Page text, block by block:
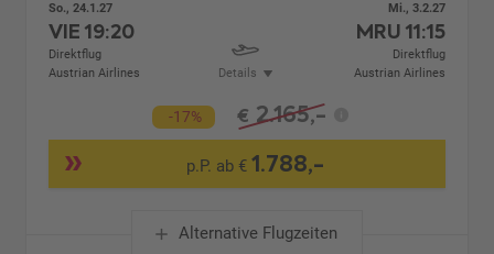
So., 24.1.27
VIE19:20
Direktflug
Austrian Airlines
Details
Mi., 3.2.27
MRU 11:15
Direktflug
Austrian Airlines
-17% € 2.165,-
p.P. ab € 1.788,-
Alternative Flugzeiten